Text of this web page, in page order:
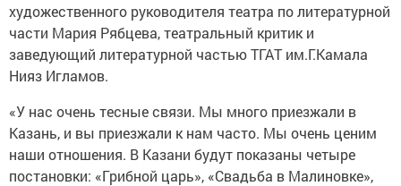
художественного руководителя театра по литературной
части Мария Рябцева, театральный критик и
заведующий литературной частью ТГАТ им.Г.Камала
Нияз Игламов.
«У нас очень тесные связи. Мы много приезжали в
Казань, и вы приезжали к нам часто. Мы очень ценим
наши отношения. В Казани будут показаны четыре
постановки: «Грибной царь», «Свадьба в Малиновке»,